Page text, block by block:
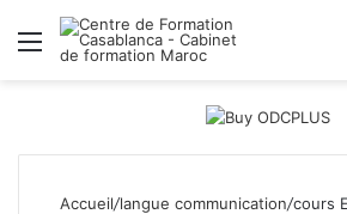
Menu
Accueil/langue communication/cours